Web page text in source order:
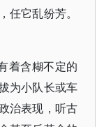
它乱纷芳。
着含糊不定的
为小队长或车
治表现，听古